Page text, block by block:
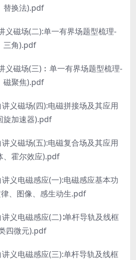
替换法).pdf
义磁场(二):单一有界场题型梳理-
三角).pdf
义磁场(三)︰单一有界场题型梳理-
磁聚焦).pdf
义磁场(四):电磁拼接场及其应用
旋加速器).pdf
义磁场(五):电磁复合场及其应用
、霍尔效应).pdf
义电磁感应(一):电磁感应基本功
、图像、感生动生.pdf
义电磁感应(二)∶单杆导轨及线框
四微元).pdf
义电磁感应(三):单杆导轨及线框